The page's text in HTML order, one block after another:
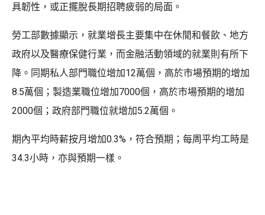
具韌性，或正擺脫長期招聘疲弱的局面。
勞工部數據顯示，就業增長主要集中在休閒和餐飲、地方
政府以及醫療保健行業，而金融活動領域的就業則有所下
降。同期私人部門職位增加12萬個，高於市場預期的增加
8.5萬個；製造業職位增加7000個，高於市場預期的增加
2000個；政府部門職位就增加5.2萬個。
期內平均時薪按月增加0.3%，符合預期；每周平均工時是
34.3小時，亦與預期一樣。